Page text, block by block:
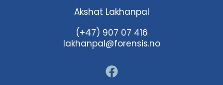
Akshat Lakhanpal
(+47) 907 07 416
lakhanpal@forensis.no
F
a